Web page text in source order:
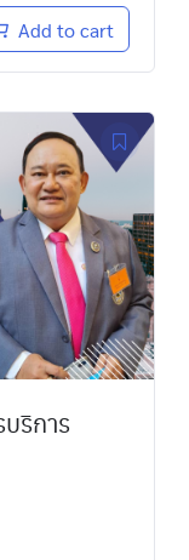
Add to cart
ริการ